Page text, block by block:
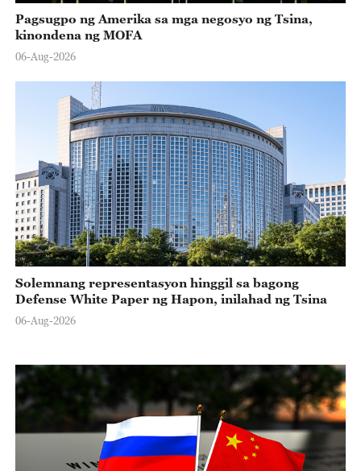
Pagsugpo ng Amerika sa mga negosyo ng Tsina,
kinondena ng MOFA
06-Aug-2026
Solemnang representasyon hinggil sa bagong
Defense White Paper ng Hapon, inilahad ng Tsina
06-Aug-2026